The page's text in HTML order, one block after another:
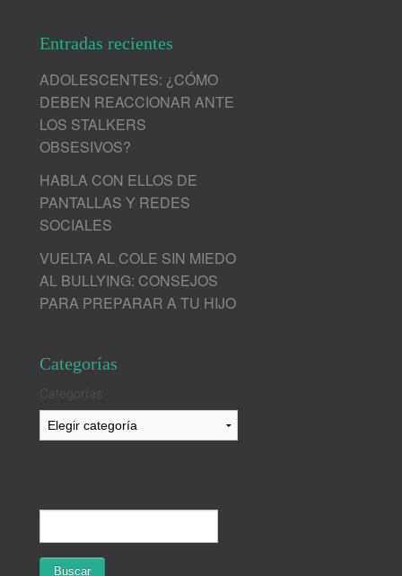
Entradas recientes
ADOLESCENTES: ¿CÓMO
DEBEN REACCIONAR ANTE
LOS STALKERS
OBSESIVOS?
HABLA CON ELLOS DE
PANTALLAS Y REDES
SOCIALES
VUELTA AL COLE SIN MIEDO
AL BULLYING: CONSEJOS
PARA PREPARAR A TU HIJO
Categorías